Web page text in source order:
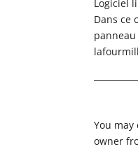
Logiciel
Dans ce
You
owner